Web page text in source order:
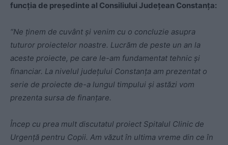
funcția de președinte al Consiliului Județean Constanța:
“Ne ținem de cuvânt și venim cu o concluzie asupra
tuturor proiectelor noastre. Lucrăm de peste un an la
aceste proiecte, pe care le-am fundamentat tehnic și
financiar. La nivelul județului Constanța am prezentat o
serie de proiecte de-a lungul timpului și astăzi vom
prezenta sursa de finanțare.
Încep cu prea mult discutatul proiect Spitalul Clinic de
Urgență pentru Copii. Am văzut în ultima vreme din ce în